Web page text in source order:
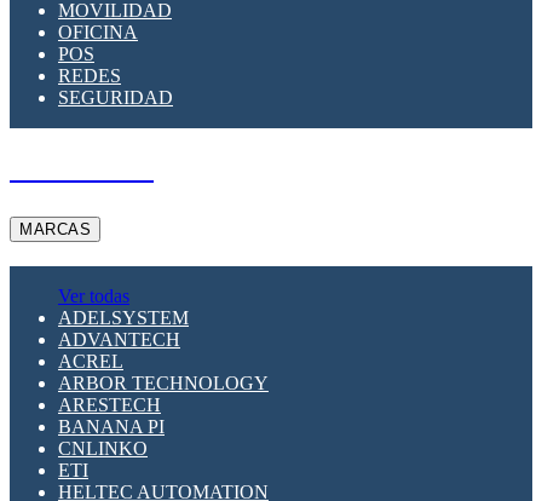
MOVILIDAD
OFICINA
POS
REDES
SEGURIDAD
MARCAS
Ver todas
ADELSYSTEM
ADVANTECH
ACREL
ARBOR TECHNOLOGY
ARESTECH
BANANA PI
CNLINKO
ETI
HELTEC AUTOMATION